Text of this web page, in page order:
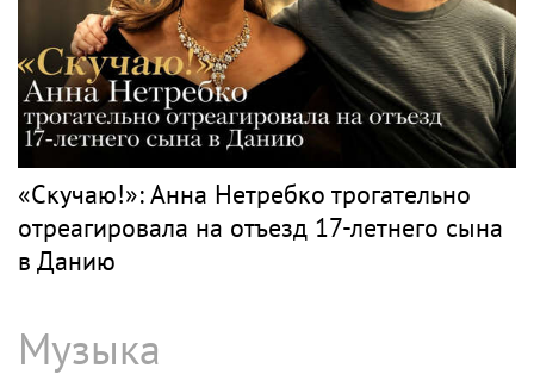
«Скучаю!»: Анна Нетребко трогательно
отреагировала на отъезд 17-летнего сына
в Данию
Музыка